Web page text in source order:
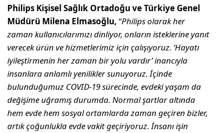
Philips Kişisel Sağlık Ortadoğu ve Türkiye Genel
Müdürü Milena Elmasoğlu, “Philips olarak her
zaman kullanıcılarımızı dinliyor, onların isteklerine yanıt
verecek ürün ve hizmetlerimiz için çalışıyoruz. ‘Hayatı
iyileştirmenin her zaman bir yolu vardır’ inancıyla
insanlara anlamlı yenilikler sunuyoruz. İçinde
bulunduğumuz COVID-19 sürecinde, evdeki yaşam da
değişime uğramış durumda. Normal şartlar altında
hem evde hem sosyal ortamlarda zaman geçiren bizler,
artık çoğunlukla evde vakit geçiriyoruz. İnsanı işin